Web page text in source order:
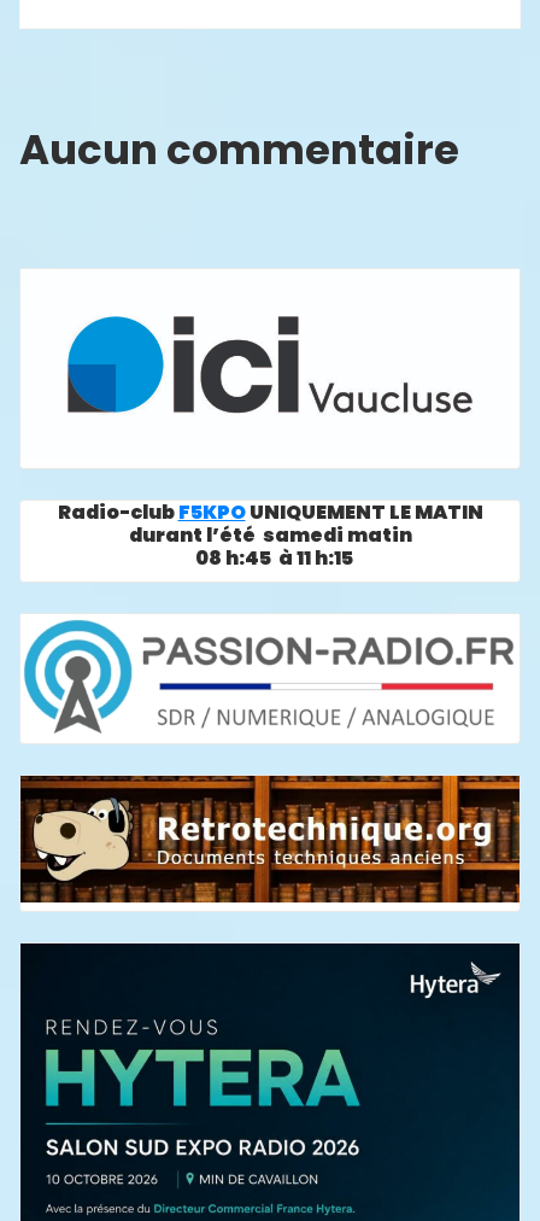
Aucun commentaire
Radio-clubF5KPOUNIQUEMENT LE MATIN
durant l’été samedi matin
08 h:45 à 11 h:15